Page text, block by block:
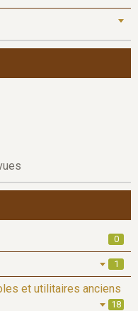
0
1
et utilitaires anciens
18